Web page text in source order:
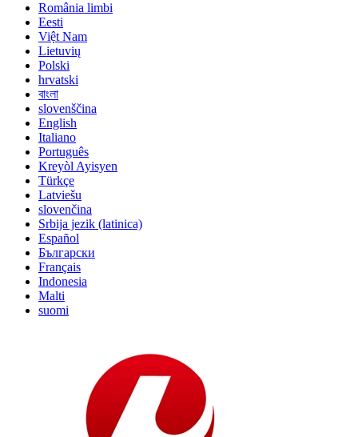
România limbi
Eesti
Việt Nam
Lietuvių
Polski
hrvatski
বাংলা
slovenščina
English
Italiano
Português
Kreyòl Ayisyen
Türkçe
Latviešu
slovenčina
Srbija jezik (latinica)
Español
Български
Français
Indonesia
Malti
suomi